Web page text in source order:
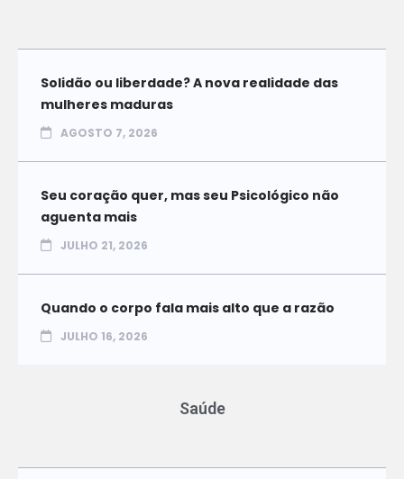
Solidão ou liberdade? A nova realidade das
mulheres maduras
AGOSTO 7, 2026
Seu coração quer, mas seu Psicológico não
aguenta mais
JULHO 21, 2026
Quando o corpo fala mais alto que a razão
JULHO 16, 2026
Saúde